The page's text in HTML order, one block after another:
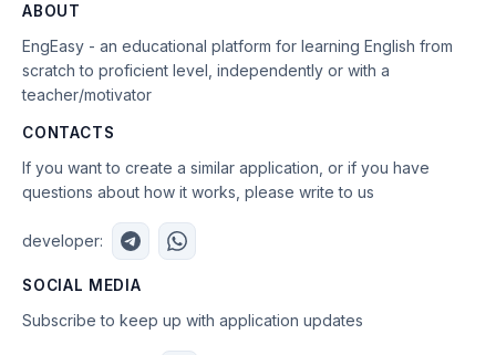
ABOUT
EngEasy - an educational platform for learning English from
scratch to proficient level, independently or with a
teacher/motivator
CONTACTS
If you want to create a similar application, or if you have
questions about how it works, please write to us
developer:
SOCIAL MEDIA
Subscribe to keep up with application updates